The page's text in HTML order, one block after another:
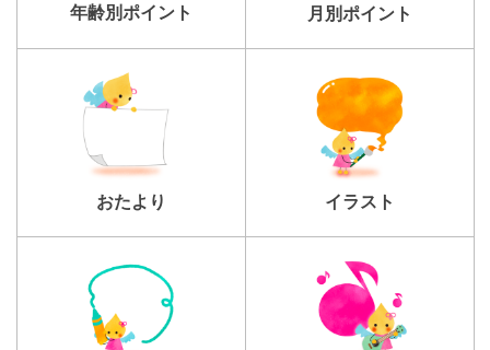
年齢別ポイント 月別ポイント
おたより イラスト